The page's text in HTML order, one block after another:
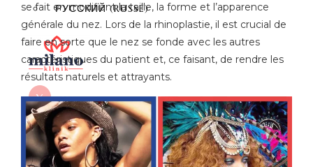
РУССКИЙ(RUSSE)
X
se fait en modifiant la taille, la forme et l’apparence
générale du nez. Lors de la rhinoplastie, il est crucial de
faire en sorte que le nez se fonde avec les autres
caractéristiques du patient et, ce faisant, de rendre les
résultats naturels et attrayants.